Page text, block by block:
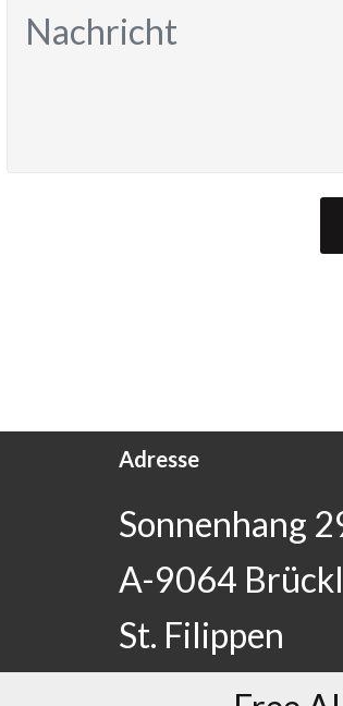
Adresse
Sonnenhang
A-9064
St. Filippen